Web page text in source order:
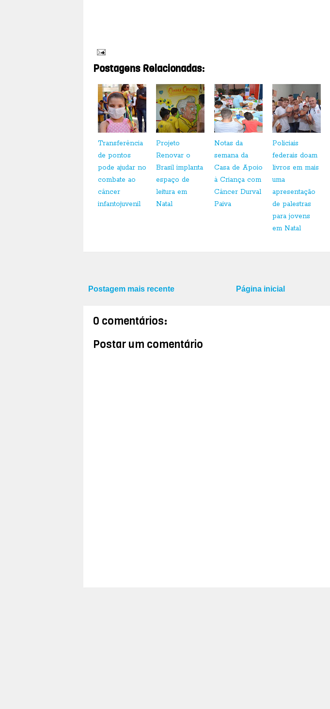
Postagens Relacionadas:
Transferência
de pontos
pode ajudar no
combate ao
câncer
infantojuvenil
Projeto
Renovar o
Brasil implanta
espaço de
leitura em
Natal
Notas da
semana da
Casa de Apoio
à Criança com
Câncer Durval
Paiva
Policiais
federais doam
livros em mais
uma
apresentação
de palestras
para jovens
em Natal
Postagem mais recente Página inicial
0 comentários:
Postar um comentário